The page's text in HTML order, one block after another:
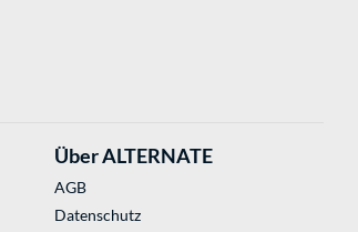
Über ALTERNATE
AGB
Datenschutz